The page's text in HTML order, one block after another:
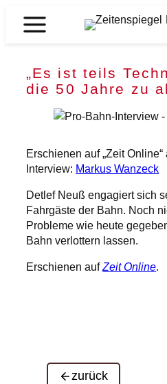
Inhalt
Zeitenspiegel
„Es ist teils
die 50 Jahre zu
Erschienen auf „Zeit
Interview: Markus Wanzeck
Detlef Neuß engagiert sich
Fahrgäste der Bahn. Noch
Probleme wie heute
Bahn verlottern lassen.
Erschienen aufZeit Online.
zurück